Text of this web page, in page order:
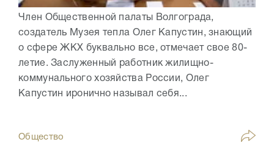
Член Общественной палаты Волгограда,
создатель Музея тепла Олег Капустин, знающий
о сфере ЖКХ буквально все, отмечает свое 80-
летие. Заслуженный работник жилищно-
коммунального хозяйства России, Олег
Капустин иронично называл себя...
Общество